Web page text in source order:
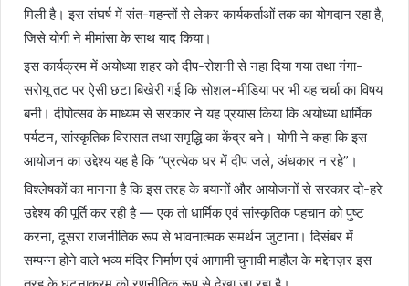
मिली है। इस संघर्ष में संत-महन्तों से लेकर कार्यकर्ताओं तक का योगदान रहा है,
जिसे योगी ने मीमांसा के साथ याद किया।
इस कार्यक्रम में अयोध्या शहर को दीप-रोशनी से नहा दिया गया तथा गंगा-
सरोयू तट पर ऐसी छटा बिखेरी गई कि सोशल-मीडिया पर भी यह चर्चा का विषय
बनी। दीपोत्सव के माध्यम से सरकार ने यह प्रयास किया कि अयोध्या धार्मिक
पर्यटन, सांस्कृतिक विरासत तथा समृद्धि का केंद्र बने। योगी ने कहा कि इस
आयोजन का उद्देश्य यह है कि “प्रत्येक घर में दीप जले, अंधकार न रहे”।
विश्लेषकों का मानना है कि इस तरह के बयानों और आयोजनों से सरकार दो-हरे
उद्देश्य की पूर्ति कर रही है — एक तो धार्मिक एवं सांस्कृतिक पहचान को पुष्ट
करना, दूसरा राजनीतिक रूप से भावनात्मक समर्थन जुटाना। दिसंबर में
सम्पन्न होने वाले भव्य मंदिर निर्माण एवं आगामी चुनावी माहौल के मद्देनज़र इस